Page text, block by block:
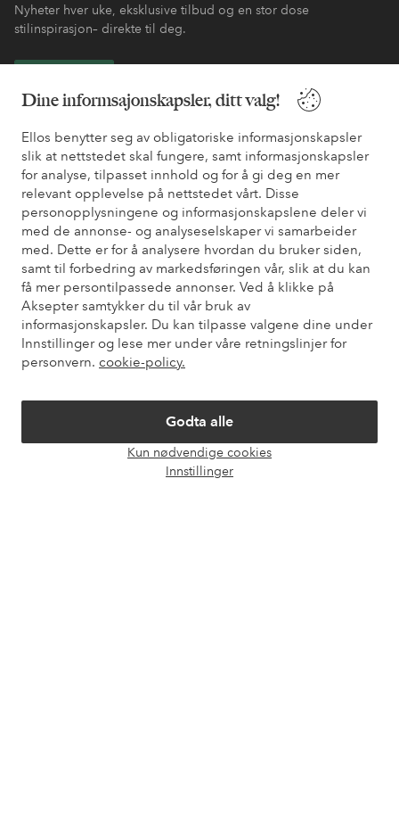
Dine informsajonskapsler, ditt valg!
Ellos benytter seg av obligatoriske informasjonskapsler
slik at nettstedet skal fungere, samt informasjonskapsler
for analyse, tilpasset innhold og for å gi deg en mer
relevant opplevelse på nettstedet vårt. Disse
personopplysningene og informasjonskapslene deler vi
med de annonse- og analyseselskaper vi samarbeider
med. Dette er for å analysere hvordan du bruker siden,
samt til forbedring av markedsføringen vår, slik at du kan
få mer persontilpassede annonser. Ved å klikke på
Aksepter samtykker du til vår bruk av
informasjonskapsler. Du kan tilpasse valgene dine under
Innstillinger og lese mer under våre retningslinjer for
personvern. cookie-policy.
Godta alle
Kun nødvendige cookies
Innstillinger
Nyheter hver uke, eksklusive tilbud og en stor dose
stilinspirasjon– direkte til deg.
Trenger du hjelp?
Du finner svar på de vanligste spørsmålene i vår FAQ. Du finner
også informasjon om hvordan du kan kontakte oss.
Kundeservice Bestilling Betalingsmåte
Mine sider
Om Ellos